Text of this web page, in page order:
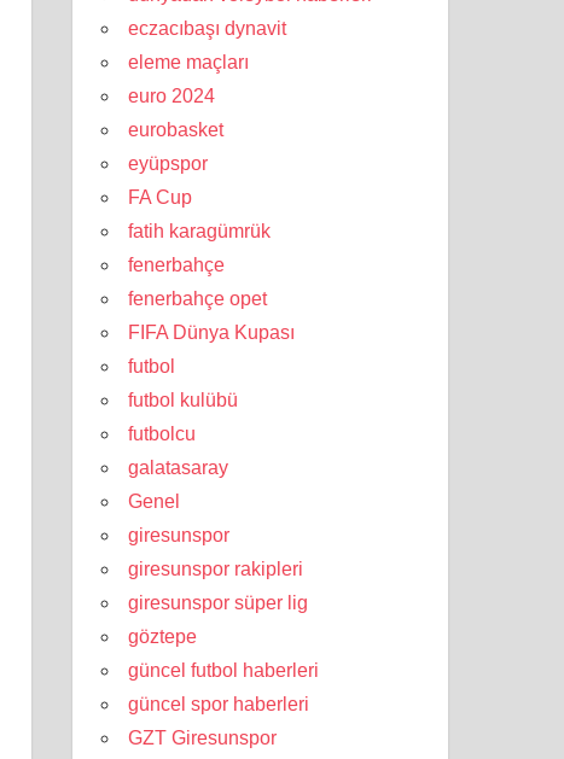
eczacıbaşı dynavit
eleme maçları
euro 2024
eurobasket
eyüpspor
FA Cup
fatih karagümrük
fenerbahçe
fenerbahçe opet
FIFA Dünya Kupası
futbol
futbol kulübü
futbolcu
galatasaray
Genel
giresunspor
giresunspor rakipleri
giresunspor süper lig
göztepe
güncel futbol haberleri
güncel spor haberleri
GZT Giresunspor